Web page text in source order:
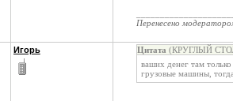
Перенесено
Игорь Цитата (КРУГЛЫЙ
ваших денег там
грузовые машины,